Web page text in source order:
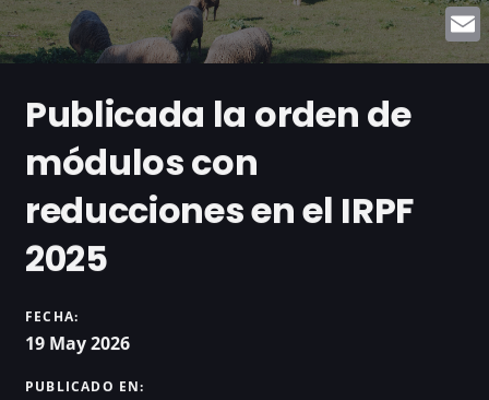
Publicada la orden de
módulos con
reducciones en el IRPF
2025
FECHA:
19 May 2026
PUBLICADO EN:
Email